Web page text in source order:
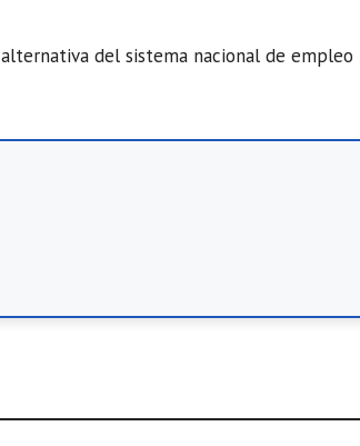
alternativa del sistema nacional de empleo